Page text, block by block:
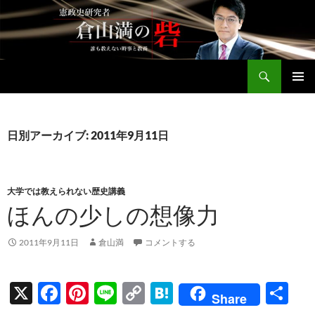
テ
ン
へ
ッ
日別アーカイブ: 2011年9月11日
大学では教えられない歴史講義
ほんの少しの想像力
2011年9月11日 倉山満 コメントする
X
F
Pi Li
C
H
Share